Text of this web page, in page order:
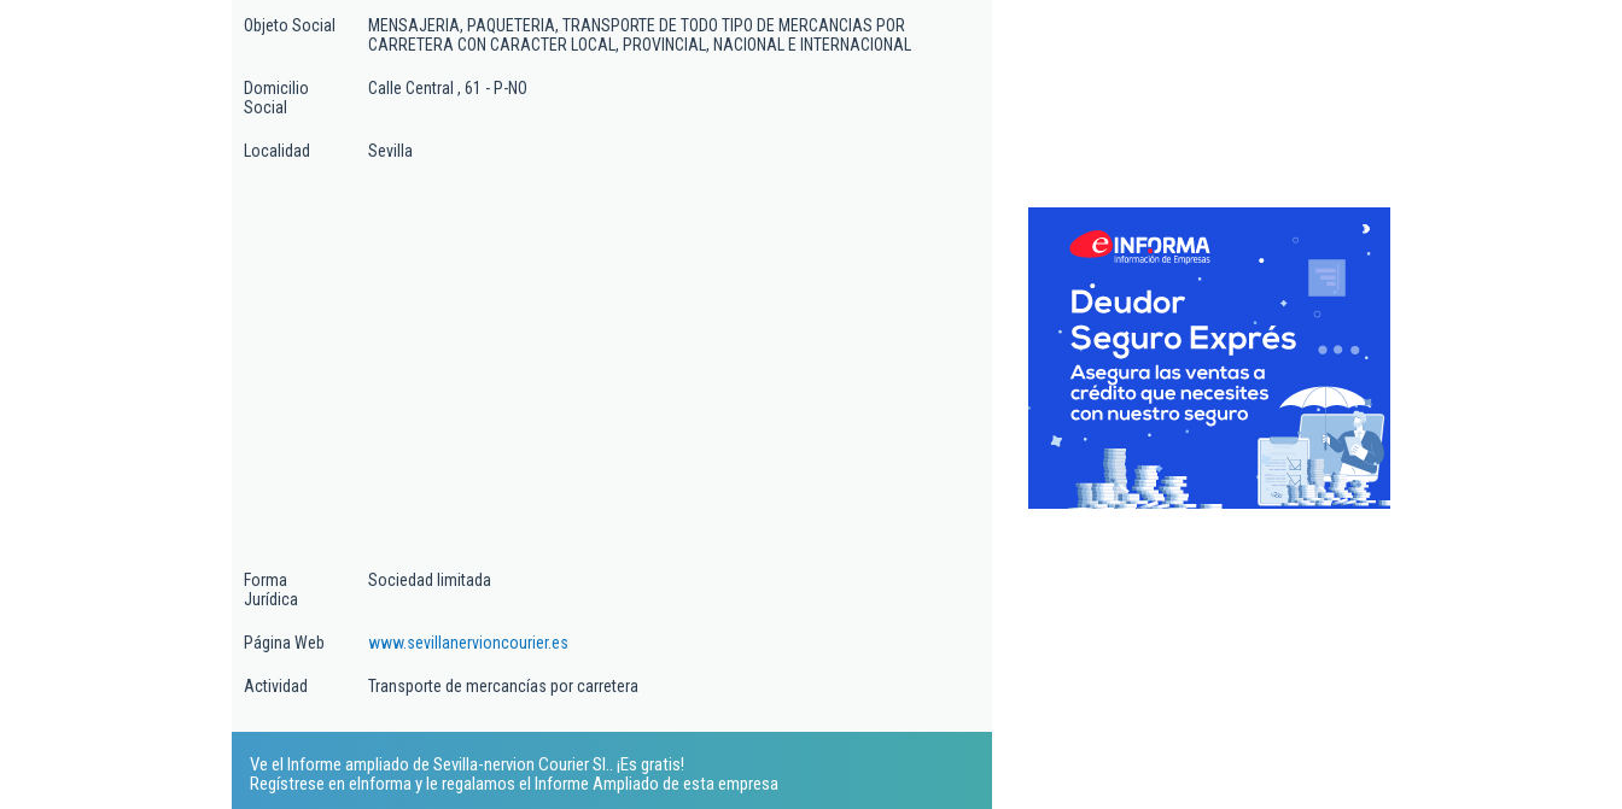
Objeto Social
MENSAJERIA, PAQUETERIA, TRANSPORTE DE TODO TIPO DE MERCANCIAS POR
CARRETERA CON CARACTER LOCAL, PROVINCIAL, NACIONAL E INTERNACIONAL
Domicilio
Social
Calle Central , 61 - P-NO
Localidad Sevilla
Forma
Jurídica
Sociedad limitada
Página Web www.sevillanervioncourier.es
Actividad Transporte de mercancías por carretera
Ve el Informe ampliado de Sevilla-nervion Courier Sl.. ¡Es gratis!
Regístrese en eInforma y le regalamos el Informe Ampliado de esta empresa